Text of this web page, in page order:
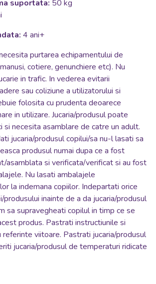
suportata: 50 kg
4 ani+
purtarea echipamentului de
cotiere, genunchiere etc). Nu
in trafic. In vederea evitarii
sau coliziune a utilizatorului si
folosita cu prudenta deoarece
in utilizare. Jucaria/produsul poate
si necesita asamblare de catre un adult.
jucaria/produsul copilui/sa nu-l lasati sa
produsul numai dupa ce a fost
asamblata si verificata/verificat si au fost
Nu lasati ambalajele
la indemana copiilor. Indepartati orice
produsului inainte de a da jucaria/produsul
sa supravegheati copilul in timp ce se
produs. Pastrati instructiunile si
viitoare. Pastrati jucaria/produsul
jucaria/produsul de temperaturi ridicate